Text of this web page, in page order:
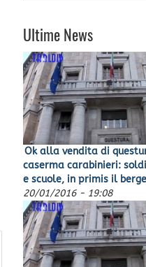
Ultime News
Ok alla vendita di
caserma carabinieri:
e scuole, in primis il
20/01/2016 - 19:08